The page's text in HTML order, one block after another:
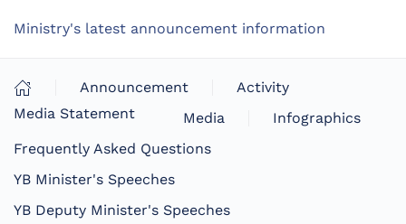
Ministry's latest announcement information
Announcement
Activity
Media Statement
Media
Infographics
Frequently Asked Questions
YB Minister's Speeches
YB Deputy Minister's Speeches